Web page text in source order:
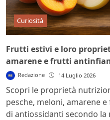
Curiosità
Frutti estivi e loro
amarene e frutti
Redazione 14 Luglio 2026
Scopri le proprietà
pesche, meloni, amarene
di antiossidanti secondo la